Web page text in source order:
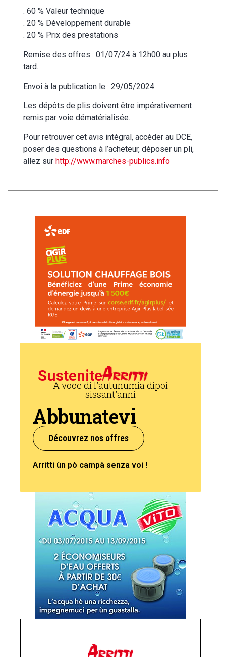
. 60 % Valeur technique
. 20 % Développement durable
. 20 % Prix des prestations
Remise des offres : 01/07/24 à 12h00 au plus
tard.
Envoi à la publication le : 29/05/2024
Les dépôts de plis doivent être impérativement
remis par voie dématérialisée.
Pour retrouver cet avis intégral, accéder au DCE,
poser des questions à l’acheteur, déposer un pli,
allez sur http://www.marches-publics.info
Sustenite
A voce di l'autunumia dipoi
sissant'anni
Abbunatevi
Découvrez nos offres
Arritti ùn pò campà senza voi !